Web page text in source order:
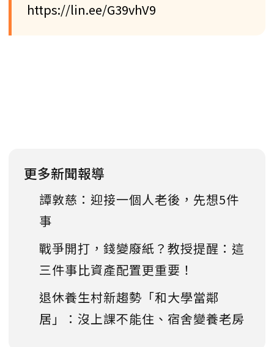
https://lin.ee/G39vhV9
更多新聞報導
譚敦慈：迎接一個人老後，先想5件
事
戰爭開打，錢變廢紙？教授提醒：這
三件事比資產配置更重要！
退休養生村新趨勢「和大學當鄰
居」：沒上課不能住、宿舍變養老房